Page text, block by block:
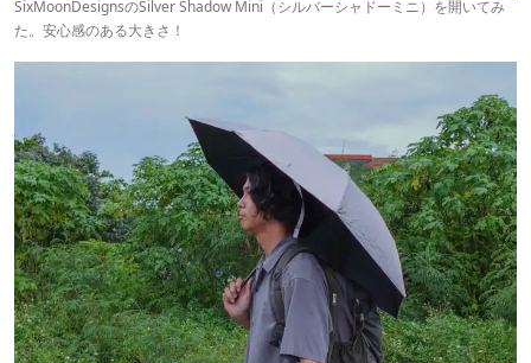
SixMoonDesignsのSilver Shadow Mini（シルバーシャドーミニ）を開いてみ
た。安心感のある大きさ！